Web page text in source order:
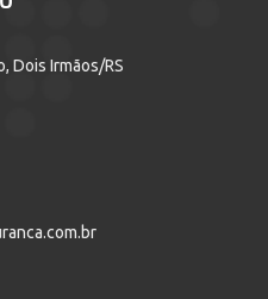
Dois Irmãos/RS